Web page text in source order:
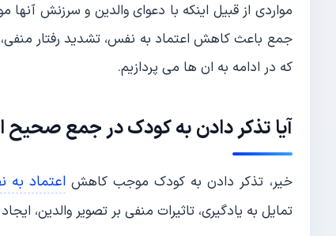
مواردی از قبیل اینکه با دعوای والدین و سرزنش
جمع باعث کاهش اعتماد به نفس، تشدید رفتار
که در ادامه به ان ها می پردازیم.
آیا تذکر دادن به کودک در جمع صحیح
خیر، تذکر دادن به کودک موجب کاهش اعتماد
تمایل به یادگیری، تاثیرات منفی بر تصویر والدین،